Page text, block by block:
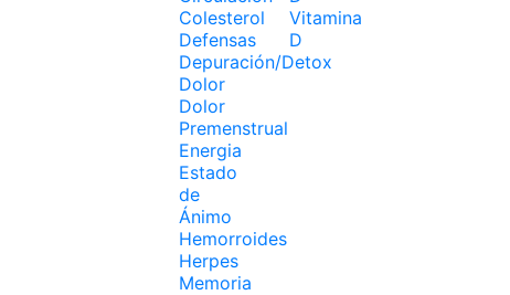
Colesterol
Defensas
Depuración/Detox
Dolor
Dolor
Premenstrual
Energia
Estado
de
Ánimo
Hemorroides
Herpes
Memoria
Vitamina
D